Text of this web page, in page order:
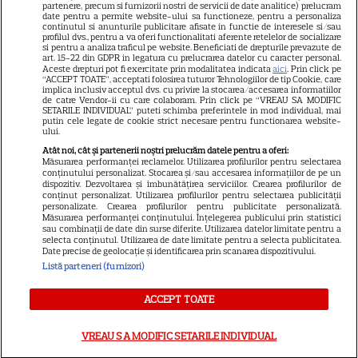
Elle
Unica
Retete practice
URMĂREȘTE-NE PE
Copyright2026Ringier Romania – Toate Drepturile rezervate
Jocurile de noroc sunt interzise minorilor.
partenere, precum si furnizorii nostri de servicii de date analitice) prelucram
date pentru a permite website-ului sa functioneze, pentru a personaliza
continutul si anunturile publicitare afisate in functie de interesele si/sau
profilul dvs., pentru a va oferi functionalitati aferente retelelor de socializare
si pentru a analiza traficul pe website. Beneficiati de drepturile prevazute de
art. 15-22 din GDPR in legatura cu prelucrarea datelor cu caracter personal.
Aceste drepturi pot fi exercitate prin modalitatea indicataaici. Prin click pe
“ACCEPT TOATE”, acceptati folosirea tuturor Tehnologiilor de tip Cookie, care
implica inclusiv acceptul dvs. cu privire la stocarea/accesarea informatiilor
de catre Vendor-ii cu care colaboram. Prin click pe “VREAU SA MODIFIC
SETARILE INDIVIDUAL” puteti schimba preferintele in mod individual, mai
putin cele legate de cookie strict necesare pentru functionarea website-
ului.
Atât noi, cât și partenerii noștri prelucrăm datele pentru a oferi:
Măsurarea performanței reclamelor. Utilizarea profilurilor pentru selectarea
conținutului personalizat. Stocarea și/sau accesarea informațiilor de pe un
dispozitiv. Dezvoltarea și îmbunătățirea serviciilor. Crearea profilurilor de
conținut personalizat. Utilizarea profilurilor pentru selectarea publicității
personalizate. Crearea profilurilor pentru publicitate personalizată.
Măsurarea performanței conținutului. Înțelegerea publicului prin statistici
sau combinații de date din surse diferite. Utilizarea datelor limitate pentru a
selecta conținutul. Utilizarea de date limitate pentru a selecta publicitatea.
Date precise de geolocație și identificarea prin scanarea dispozitivului.
Listă parteneri (furnizori)
ACCEPT TOATE
VREAU SA MODIFIC SETARILE INDIVIDUAL